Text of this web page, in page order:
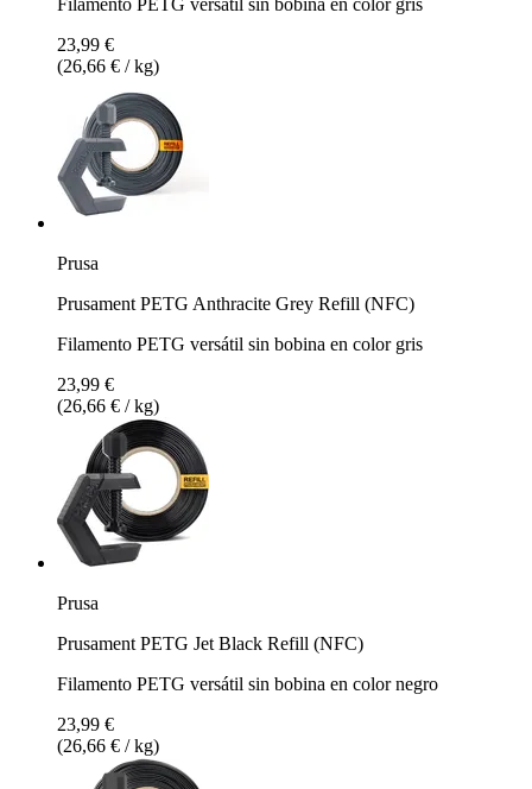
23,99 €
(26,66 € / kg)
Prusa
Prusament PETG Anthracite Grey Refill (NFC)
Filamento PETG versátil sin bobina en color gris
23,99 €
(26,66 € / kg)
Prusa
Prusament PETG Jet Black Refill (NFC)
Filamento PETG versátil sin bobina en color negro
23,99 €
(26,66 € / kg)